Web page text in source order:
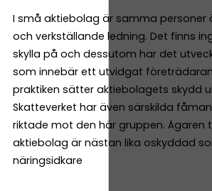
I små aktiebolag är samma personer
och verkställande ledning. Det finns
skylla på och dessutom har det
som innebär ett utvidgat
praktiken sätter aktiebolagets skydd
Skatteverket har även särskilda
riktade mot den här gruppen. Ägaren
aktiebolag är nästan lika oskyddad
näringsidkare